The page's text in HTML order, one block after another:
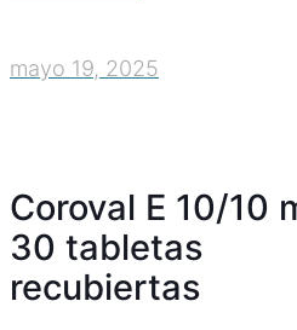
mayo 19, 2025
Coroval E 10/10
30 tabletas
recubiertas